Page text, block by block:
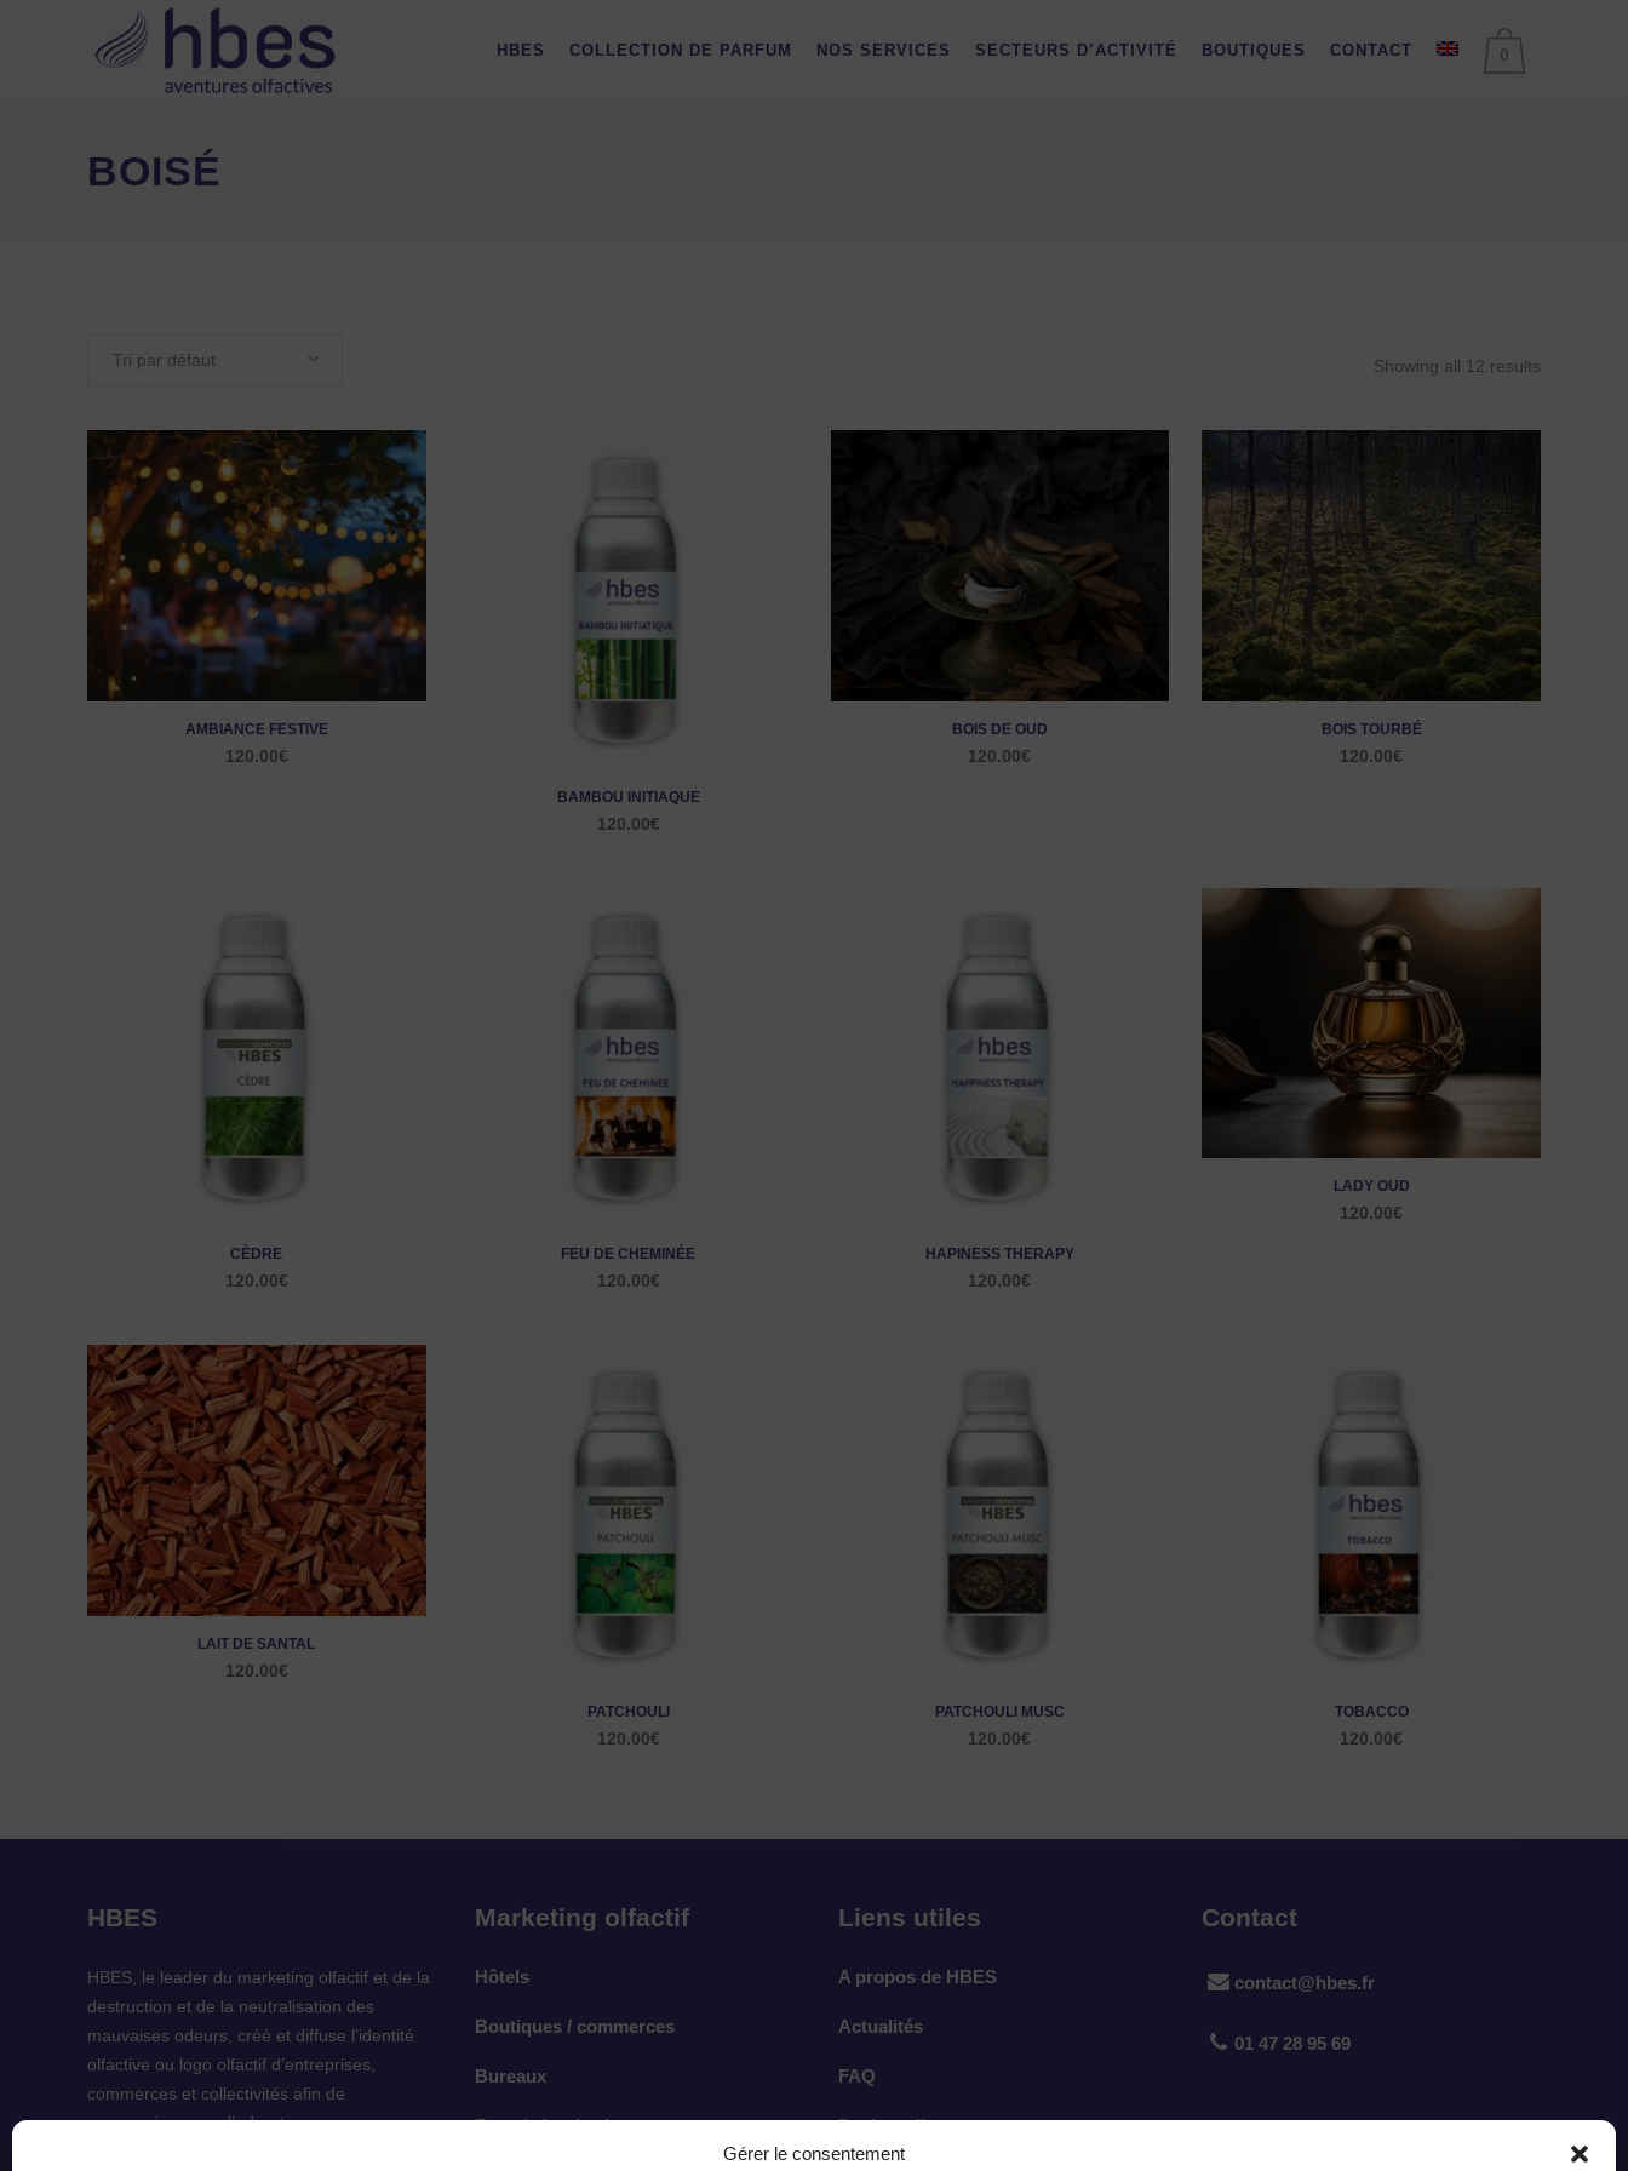
Gérer le consentement
0
HBES COLLECTION DE PARFUM NOS SERVICES SECTEURS D’ACTIVITÉ BOUTIQUES CONTACT
BOISÉ
Showing all 12 results
Tri par défaut
AMBIANCE FESTIVE
120.00€
BAMBOU INITIAQUE
120.00€
BOIS DE OUD
120.00€
BOIS TOURBÉ
120.00€
CÈDRE
120.00€
FEU DE CHEMINÉE
120.00€
HAPINESS THERAPY
120.00€
LADY OUD
120.00€
LAIT DE SANTAL
120.00€
PATCHOULI
120.00€
PATCHOULI MUSC
120.00€
TOBACCO
120.00€
HBES
HBES, le leader du marketing olfactif et de la
destruction et de la neutralisation des
mauvaises odeurs, créé et diffuse l’identité
olfactive ou logo olfactif d’entreprises,
commerces et collectivités afin de
communiquer par l’odorat.
Marketing olfactif
Hôtels
Boutiques / commerces
Bureaux
French Art de vivre
Liens utiles
A propos de HBES
Actualités
FAQ
Devis en ligne
Contact
contact@hbes.fr
01 47 28 95 69